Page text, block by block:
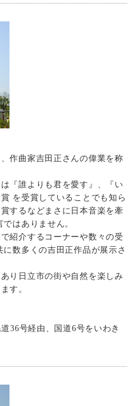
作曲家吉田正さんの偉業を称
『誰よりも君を愛す』、『い
を受賞していることでも知ら
するなどまさに日本音楽を牽
はありません。
紹介するコーナーや数々の受
数多くの吉田正作品が展示さ
り日立市の街や自然を楽しみ
す。
36号経由、国道6号をいわき